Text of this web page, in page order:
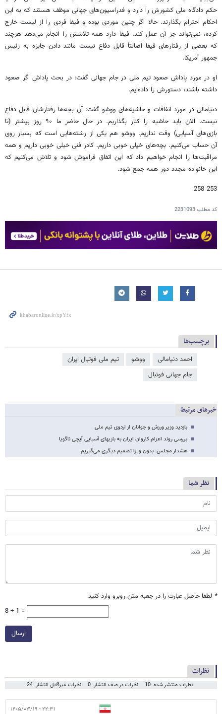
حکم دادگاه ملی کشورش را دارد و فدراسیون‌های جهانی موظف هستند که به این
احکام احترام بگذارند. حالا اگر چنین موردی بوده و فیفا فردی را از لیست خارج
کرده، نمی‌تواند جز آن عمل کند. فیفا دارد همه تلاشش را انجام می‌دهد هرچند
که بعضی از رفتارهای فیفا اصالتاً قابل دفاع نیست مانند دادن جایزه به رئیس
جمهور آمریکا.
او در مورد پاداش صعود تیم ملی در جام جهانی گفت: در بحث پاداش اگر صعود
داشته باشند، دستورش را داده‌ایم.
دنیامالی در مورد اتفاقات و حاشیه‌های ووشو گفت: آن بچه‌ها رفتارشان قابل دفاع
نیست. الان باید حاشیه را کنار بگذاریم. در حال حاضر ما ۹۰ روز بیشتر (تا
بازی‌های آسیایی) وقت نداریم. ووشو هم یکی از رشته‌هایی است که بسیار روی
آن حساب می‌کنیم. بچه‌های خیلی خوبی داریم. کادر فنی خیلی خوبی داریم و همه
مراقبت‌ها را انجام خواهیم داد که این اتفاق فراموش شود و تلاش می‌کنیم که
این خانواده مجدد دور همه جمع شود.
253 258
کد مطلب2231093
برچسب‌ها
احمد دنیامالی ووشو
تیم ملی فوتبال ایران
جام جهانی فوتبال
خبرهای مرتبط
بازدید وزیر ورزش و جوانان از اردوی تیم ملی
بررسی روند اعزام کاروان ایران به بازیهای آسیایی آیچی ناگویا
هشدار مجلس: بدون ویزا تصمیم دیگری می‌گیریم
نظر شما
* لطفا حاصل عبارت را در جعبه متن روبرو وارد کنید
8 + 1 =
ارسال
نظرات
نظرات منتشر شده: 10 نظرات در صف انتشار: 0 نظرات غیرقابل انتشار: 24
۲۲:۳۱ - ۱۴۰۵/۰۳/۱۹